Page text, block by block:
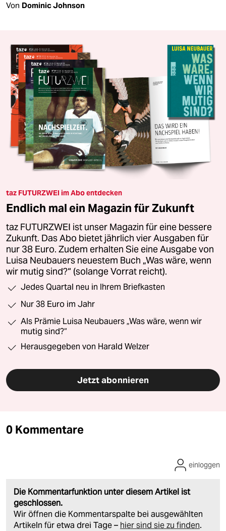
Von Dominic Johnson
taz FUTURZWEI im Abo entdecken
Endlich mal ein Magazin für Zukunft
taz FUTURZWEI ist unser Magazin für eine bessere
Zukunft. Das Abo bietet jährlich vier Ausgaben für
nur 38 Euro. Zudem erhalten Sie eine Ausgabe von
Luisa Neubauers neuestem Buch „Was wäre, wenn
wir mutig sind?“ (solange Vorrat reicht).
Jedes Quartal neu in Ihrem Briefkasten
Nur 38 Euro im Jahr
Als Prämie Luisa Neubauers „Was wäre, wenn wir
mutig sind?“
Herausgegeben von Harald Welzer
Jetzt abonnieren
0 Kommentare
Die Kommentarfunktion unter diesem Artikel ist
geschlossen.
Wir öffnen die Kommentarspalte bei ausgewählten
Artikeln für etwa drei Tage – hier sind sie zu finden.
einloggen